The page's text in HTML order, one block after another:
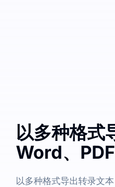
以多种格式
Word、
以多种格式导出转录文